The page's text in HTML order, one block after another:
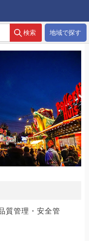
地域で探す
質管理・安全管